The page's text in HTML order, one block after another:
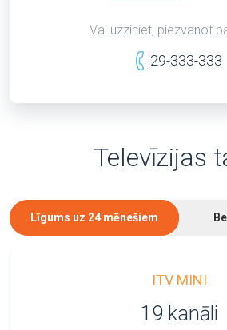
Vai uzziniet, piezvanot
29-333-333
Televīzijas
Līgums uz 24 mēnešiem
ITV MINI
19 kanāli